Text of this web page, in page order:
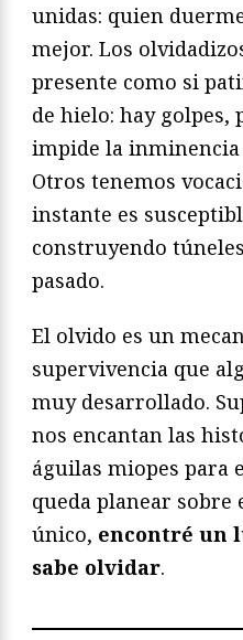
unidas: quien
mejor. Los
presente como si
de hielo: hay golpes,
impide la inminencia
Otros tenemos
instante es
construyendo
pasado.
El olvido es un
supervivencia que
muy desarrollado.
nos encantan las
águilas miopes para
queda planear sobre
único, encontré un
sabe olvidar.